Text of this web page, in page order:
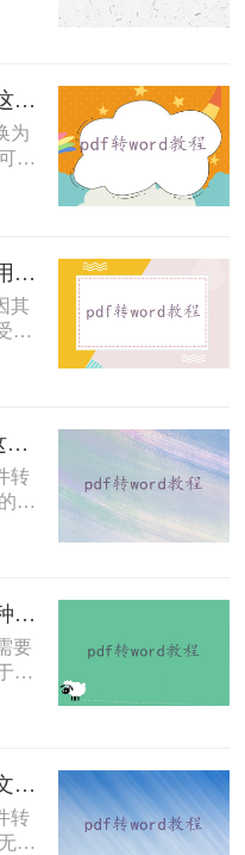
而
可
快
。
电脑上怎么pdf转word免费？这三个方法分享给大家！
为
以
电
将
pdf如何转换成word？三种实用方法教会你！
其
到
改
文
将
PDF怎么转换成Word格式？这四种方法分享给你！
转
任
容
或
种
pdf如何改成word文档？这三种方法快来尝试下吧 ！
要
编
档
实
电脑上如何把pdf转换成word文档？教你四种常用转换方法！
转
论